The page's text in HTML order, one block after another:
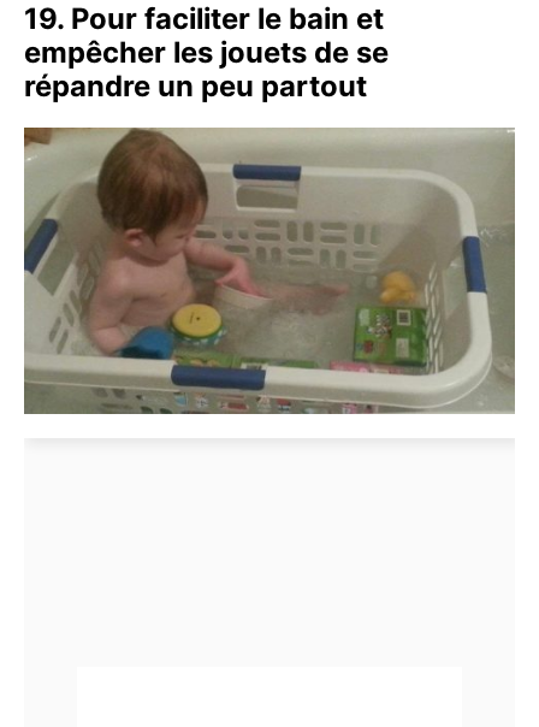
19. Pour faciliter le bain et
empêcher les jouets de se
répandre un peu partout